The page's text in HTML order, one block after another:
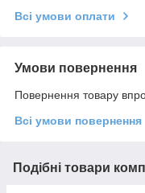
Всі умови оплати
Умови повернення
Повернення товару
Всі умови повернення
Подібні товари